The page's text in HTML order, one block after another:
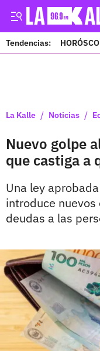
Tendencias:
La Kalle / Noticias /
Nuevo golpe
que castiga a
Una ley
introduce
deudas a las